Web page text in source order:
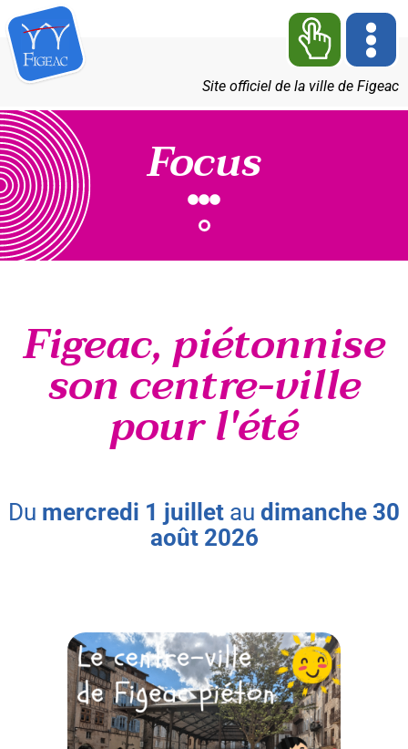
Site officiel de la ville de Figeac
Focus
Figeac, piétonnise
son centre-ville
pour l'été
du mercredi 1 juillet au dimanche 30
août 2026